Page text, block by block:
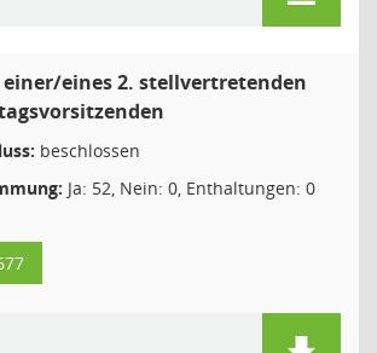
eines 2. stellvertretenden
beschlossen
Ja: 52, Nein: 0, Enthaltungen: 0